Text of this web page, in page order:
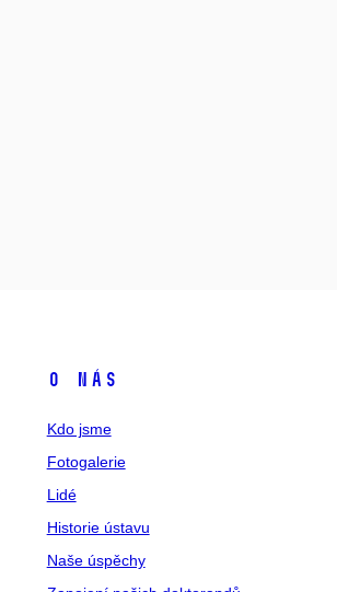
O nás
Kdo jsme
Fotogalerie
Lidé
Historie ústavu
Naše úspěchy